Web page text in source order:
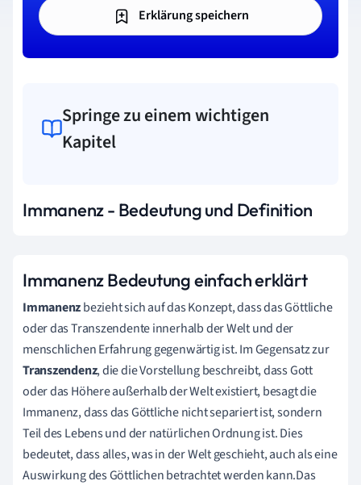
Erklärung speichern
Springe zu einem wichtigen
Kapitel
Immanenz - Bedeutung und Definition
Immanenz Bedeutung einfach erklärt
Immanenzbezieht sich auf das Konzept, dass das Göttliche
oder das Transzendente innerhalb der Welt und der
menschlichen Erfahrung gegenwärtig ist. Im Gegensatz zur
Transzendenz, die die Vorstellung beschreibt, dass Gott
oder das Höhere außerhalb der Welt existiert, besagt die
Immanenz, dass das Göttliche nicht separiert ist, sondern
Teil des Lebens und der natürlichen Ordnung ist. Dies
bedeutet, dass alles, was in der Welt geschieht, auch als eine
Auswirkung des Göttlichen betrachtet werden kann.Das